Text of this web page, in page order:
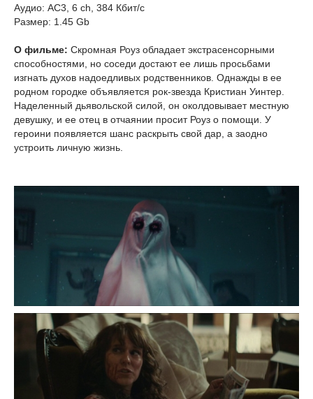
Аудио: АС3, 6 ch, 384 Кбит/с
Размер: 1.45 Gb
О фильме: Скромная Роуз обладает экстрасенсорными
способностями, но соседи достают ее лишь просьбами
изгнать духов надоедливых родственников. Однажды в ее
родном городке объявляется рок-звезда Кристиан Уинтер.
Наделенный дьявольской силой, он околдовывает местную
девушку, и ее отец в отчаянии просит Роуз о помощи. У
героини появляется шанс раскрыть свой дар, а заодно
устроить личную жизнь.